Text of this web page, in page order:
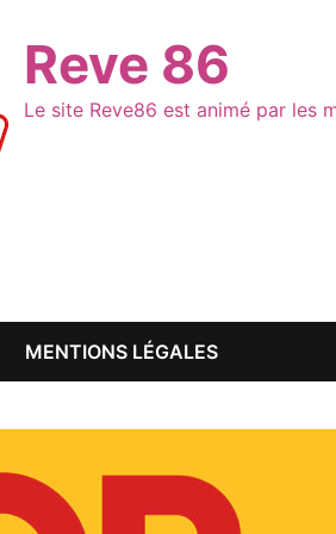
Reve 86
Le site Reve86 est animé par les
MENTIONS LÉGALES